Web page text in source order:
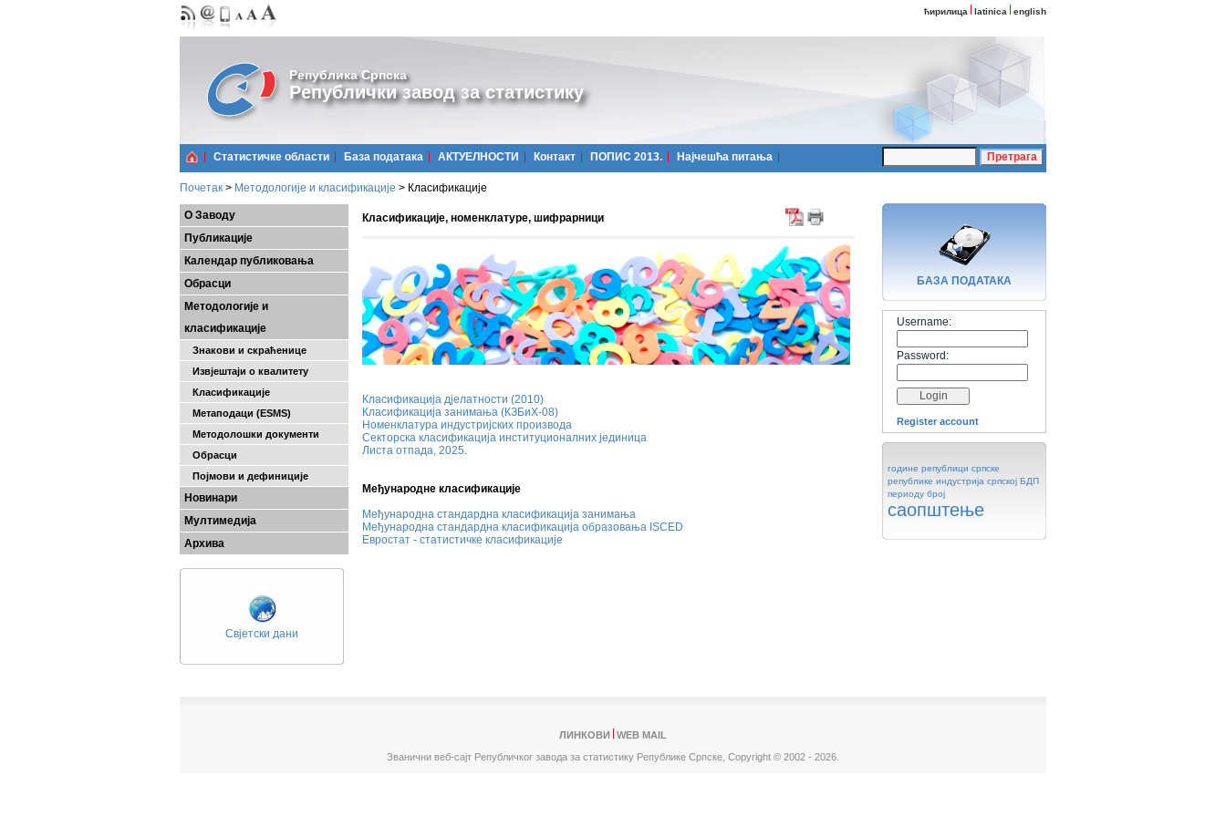
ћирилица latinica english
Република Српска
Републички завод за статистику
Статистичке области Базa података АКТУЕЛНОСТИ Контакт ПОПИС 2013. Најчешћa питања
Почетак > Методологије и класификације > Класификације
О Заводу
Публикације
Календар публиковања
Обрасци
Методологије и
класификације
Знакови и скраћенице
Извјештаји о квалитету
Класификације
Метаподаци (ESMS)
Методолошки документи
Обрасци
Појмови и дефиниције
Новинари
Мултимедија
Архива
Свјетски дани
Класификације, номенклатуре, шифрарници
Класификација дјелатности (2010)
Класификација занимања (КЗБиХ-08)
Номенклатура индустријских производа
Секторска класификација институционалних јединица
Листа отпада, 2025.
Међународне класификације
Међународна стандардна класификација занимања
Међународна стандардна класификација образовања ISCED
Евростат - статистичке класификације
БАЗA ПОДАТАКА
Username:
Password:
Register account
године републици српске
републике индустрија српској БДП
периоду број
саопштење
ЛИНКОВИ
WEB MAIL
Званични веб-сајт Републичког завода за статистику Републике Српске, Copyright © 2002 - 2026.